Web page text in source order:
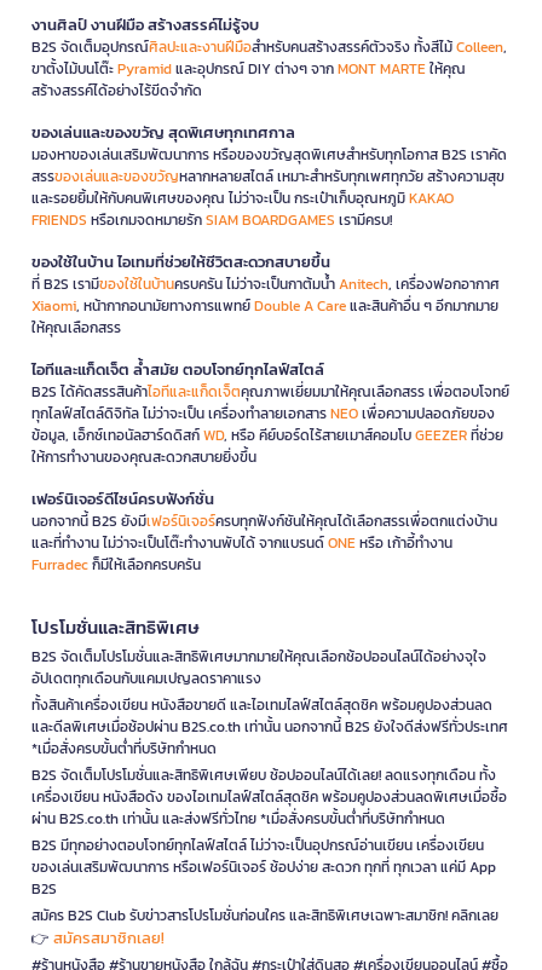
งานศิลป์ งานฝีมือ สร้างสรรค์ไม่รู้จบ
B2S จัดเต็มอุปกรณ์ศิลปะและงานฝีมือสำหรับคนสร้างสรรค์ตัวจริง ทั้งสีไม้Colleen,
ขาตั้งไม้บนโต๊ะPyramidและอุปกรณ์ DIY ต่างๆ จากMONT MARTEให้คุณ
สร้างสรรค์ได้อย่างไร้ขีดจำกัด
ของเล่นและของขวัญ สุดพิเศษทุกเทศกาล
มองหาของเล่นเสริมพัฒนาการ หรือของขวัญสุดพิเศษสำหรับทุกโอกาส B2S เราคัด
สรรของเล่นและของขวัญหลากหลายสไตล์ เหมาะสำหรับทุกเพศทุกวัย สร้างความสุข
และรอยยิ้มให้กับคนพิเศษของคุณ ไม่ว่าจะเป็น กระเป๋าเก็บอุณหภูมิKAKAO
FRIENDS หรือเกมจดหมายรักSIAM BOARDGAMES เรามีครบ!
ของใช้ในบ้าน ไอเทมที่ช่วยให้ชีวิตสะดวกสบายขึ้น
ที่ B2S เรามีของใช้ในบ้านครบครัน ไม่ว่าจะเป็นกาต้มน้ำAnitech, เครื่องฟอกอากาศ
Xiaomi, หน้ากากอนามัยทางการแพทย์Double A Careและสินค้าอื่น ๆ อีกมากมาย
ให้คุณเลือกสรร
ไอทีและแก็ดเจ็ต ล้ำสมัย ตอบโจทย์ทุกไลฟ์สไตล์
B2S ได้คัดสรรสินค้าไอทีและแก็ดเจ็ตคุณภาพเยี่ยมมาให้คุณเลือกสรร เพื่อตอบโจทย์
ทุกไลฟ์สไตล์ดิจิทัล ไม่ว่าจะเป็น เครื่องทำลายเอกสารNEOเพื่อความปลอดภัยของ
ข้อมูล, เอ็กซ์เทอนัลฮาร์ดดิสก์WD, หรือ คีย์บอร์ดไร้สายเมาส์คอมโบGEEZERที่ช่วย
ให้การทำงานของคุณสะดวกสบายยิ่งขึ้น
เฟอร์นิเจอร์ดีไซน์ครบฟังก์ชั่น
นอกจากนี้ B2S ยังมีเฟอร์นิเจอร์ครบทุกฟังก์ชันให้คุณได้เลือกสรรเพื่อตกแต่งบ้าน
และที่ทำงาน ไม่ว่าจะเป็นโต๊ะทำงานพับได้ จากแบรนด์ONEหรือ เก้าอี้ทำงาน
Furradecก็มีให้เลือกครบครัน
โปรโมชั่นและสิทธิพิเศษ
B2S จัดเต็มโปรโมชั่นและสิทธิพิเศษมากมายให้คุณเลือกช้อปออนไลน์ได้อย่างจุใจ
อัปเดตทุกเดือนกับแคมเปญลดราคาแรง
ทั้งสินค้าเครื่องเขียน หนังสือขายดี และไอเทมไลฟ์สไตล์สุดชิค พร้อมคูปองส่วนลด
และดีลพิเศษเมื่อช้อปผ่าน B2S.co.th เท่านั้น นอกจากนี้ B2S ยังใจดีส่งฟรีทั่วประเทศ
*เมื่อสั่งครบขั้นต่ำที่บริษัทกำหนด
B2S จัดเต็มโปรโมชั่นและสิทธิพิเศษเพียบ ช้อปออนไลน์ได้เลย! ลดแรงทุกเดือน ทั้ง
เครื่องเขียน หนังสือดัง ของไอเทมไลฟ์สไตล์สุดชิค พร้อมคูปองส่วนลดพิเศษเมื่อซื้อ
ผ่าน B2S.co.th เท่านั้น และส่งฟรีทั่วไทย *เมื่อสั่งครบขั้นต่ำที่บริษัทกำหนด
B2S มีทุกอย่างตอบโจทย์ทุกไลฟ์สไตล์ ไม่ว่าจะเป็นอุปกรณ์อ่านเขียน เครื่องเขียน
ของเล่นเสริมพัฒนาการ หรือเฟอร์นิเจอร์ ช้อปง่าย สะดวก ทุกที่ ทุกเวลา แค่มี App
B2S
สมัคร B2S Club รับข่าวสารโปรโมชั่นก่อนใคร และสิทธิพิเศษเฉพาะสมาชิก! คลิกเลย
👉 สมัครสมาชิกเลย!
#ร้านหนังสือ #ร้านขายหนังสือ ใกล้ฉัน #กระเป๋าใส่ดินสอ #เครื่องเขียนออนไลน์ #ซื้อ